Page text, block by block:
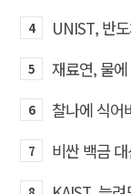
4
5 재료연, 물
6
7 비싼 백금